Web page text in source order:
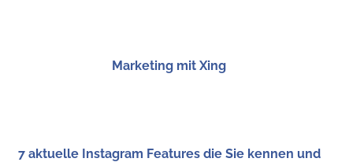
Mar­ke­ting mit Xing
7 aktu­el­le Insta­gram Fea­tures die Sie ken­nen und